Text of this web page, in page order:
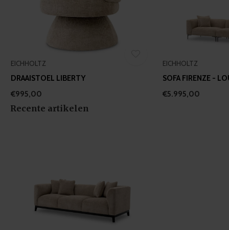
EICHHOLTZ
DRAAISTOEL LIBERTY
€995,00
EICHHOLTZ
SOFA FIRENZE -
€5.995,00
Recente artikelen